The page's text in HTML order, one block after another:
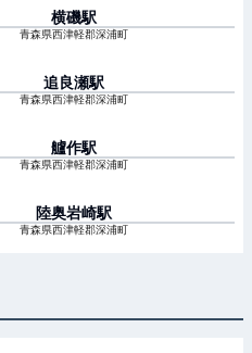
横磯駅
青森県西津軽郡深浦町
追良瀬駅
青森県西津軽郡深浦町
艫作駅
青森県西津軽郡深浦町
陸奥岩崎駅
青森県西津軽郡深浦町